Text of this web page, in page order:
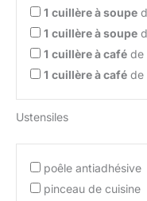
1 cuillère à soupe
1 cuillère à soupe
1 cuillère à café de
1 cuillère à café de
Ustensiles
poêle antiadhésive
pinceau de cuisine